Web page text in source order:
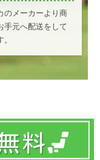
のメーカーより商
手元へ配送をして